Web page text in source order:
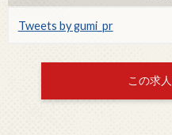
Tweets by gumi_pr
この求